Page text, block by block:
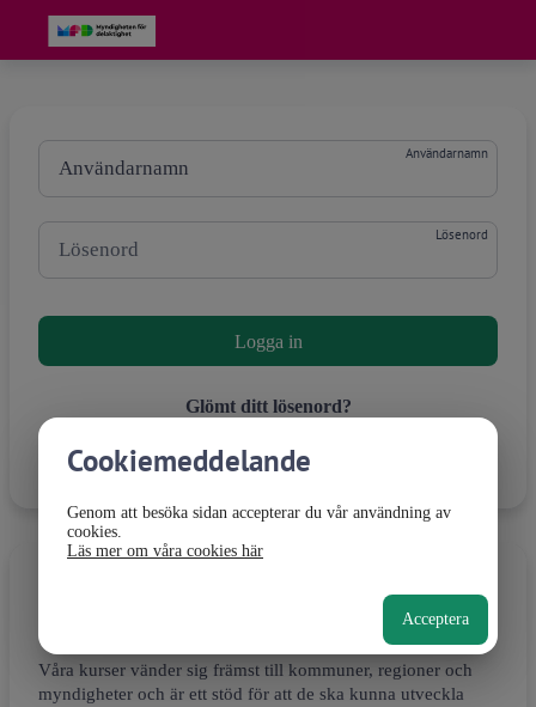
Portal
Användarnamn
Lösenord
Engångskod
Glömt ditt lösenord?
Ny användare? Skapa ett konto
Våra kurser vänder sig främst till kommuner, regioner och
myndigheter och är ett stöd för att de ska kunna utveckla
Cookiemeddelande
Genom att besöka sidan accepterar du vår användning av
cookies.
Läs mer om våra cookies här
Acceptera